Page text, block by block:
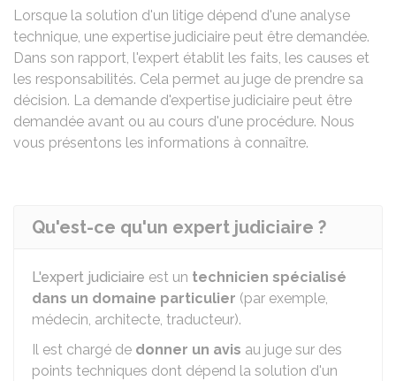
Lorsque la solution d'un litige dépend d'une analyse
technique, une expertise judiciaire peut être demandée.
Dans son rapport, l'expert établit les faits, les causes et
les responsabilités. Cela permet au juge de prendre sa
décision. La demande d'expertise judiciaire peut être
demandée avant ou au cours d'une procédure. Nous
vous présentons les informations à connaître.
Qu'est-ce qu'un expert judiciaire ?
L'expert judiciaire est un technicien spécialisé
dans un domaine particulier (par exemple,
médecin, architecte, traducteur).
Il est chargé de donner un avis au juge sur des
points techniques dont dépend la solution d'un